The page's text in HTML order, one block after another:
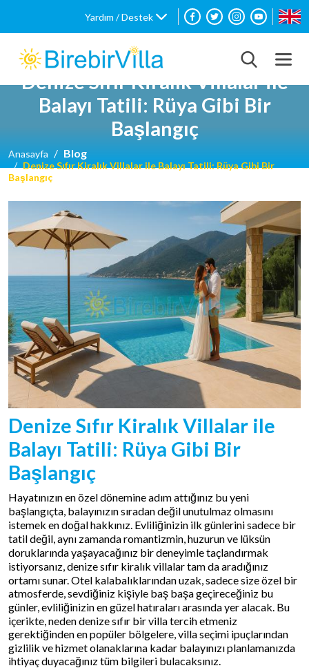
Yardım / Destek
Denize Sıfır Kiralık Villalar ile
Balayı Tatili: Rüya Gibi Bir
Başlangıç
Anasayfa Blog
Denize Sıfır Kiralık Villalar ile Balayı Tatili: Rüya Gibi Bir
Başlangıç
Denize Sıfır Kiralık Villalar ile
Balayı Tatili: Rüya Gibi Bir
Başlangıç
Hayatınızın en özel dönemine adım attığınız bu yeni
başlangıçta, balayınızın sıradan değil unutulmaz olmasını
istemek en doğal hakkınız. Evliliğinizin ilk günlerini sadece bir
tatil değil, aynı zamanda romantizmin, huzurun ve lüksün
doruklarında yaşayacağınız bir deneyimle taçlandırmak
istiyorsanız, denize sıfır kiralık villalar tam da aradığınız
ortamı sunar. Otel kalabalıklarından uzak, sadece size özel bir
atmosferde, sevdiğiniz kişiyle baş başa geçireceğiniz bu
günler, evliliğinizin en güzel hatıraları arasında yer alacak. Bu
içerikte, neden denize sıfır bir villa tercih etmeniz
gerektiğinden en popüler bölgelere, villa seçimi ipuçlarından
gizlilik ve hizmet olanaklarına kadar balayınızı planlamanızda
ihtiyaç duyacağınız tüm bilgileri bulacaksınız.